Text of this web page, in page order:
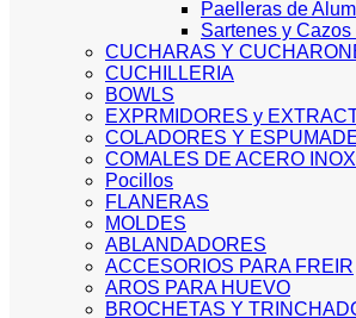
Paelleras de
Sartenes y
CUCHARAS Y
CUCHILLERIA
BOWLS
EXPRMIDORES y
COLADORES Y
COMALES DE ACERO
Pocillos
FLANERAS
MOLDES
ABLANDADORES
ACCESORIOS PARA FREIR
AROS PARA HUEVO
BROCHETAS Y